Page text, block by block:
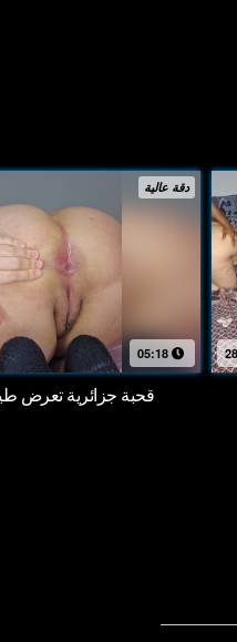
دقة عالية
05:18
قحبة جزائرية تعرض